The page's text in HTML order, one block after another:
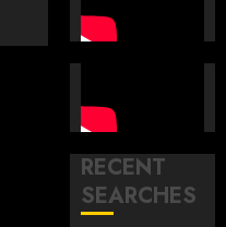
RECENT
SEARCHES